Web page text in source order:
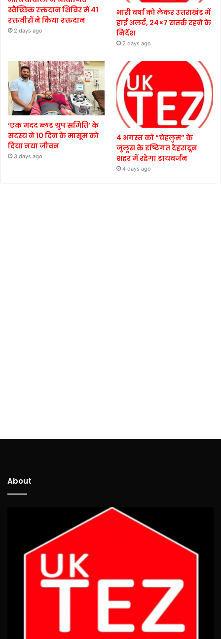
स्वैच्छिक रक्तदान शिविर में 41
रक्तवीरों ने किया रक्तदान
2 days ago
भारी वर्षा को लेकर उत्तराखंड में
हाई अलर्ट, 24×7 सतर्क रहने के
निर्देश
2 days ago
‘एक मदद ब्लड ग्रुप समिति’ के
सदस्य ने 10 दिन के मासूम को
दिया नया जीवन
3 days ago
4 अगस्त को “चेहलुम” के
जुलूस के दृष्टिगत देहरादून
शहर में रहेगा डायवर्जन
4 days ago
About